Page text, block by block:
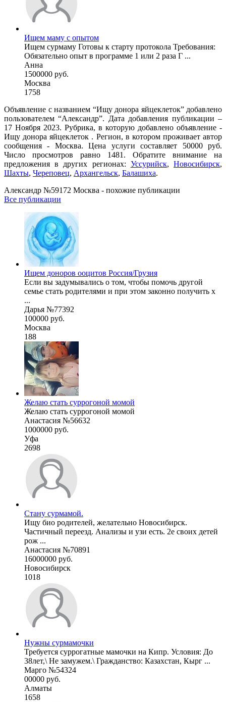
Ищем маму с опытом
Ищем сурмаму Готовы к старту протокола Требования:
Обязательно опыт в программе 1 или 2 раза Г ...
Анна
1500000 руб.
Москва
1758
Объявление с названием “Ищу донора яйцеклеток” добавлено
пользователем “Александр”. Дата добавления публикации –
17 Ноября 2023. Рубрика, в которую добавлено объявление -
Ищу донора яйцеклеток . Регион, в котором проживает автор
сообщения - Москва. Цена услуги составляет 50000 руб.
Число просмотров равно 1481. Обратите внимание на
предложения в других регионах: Уссурийск,Новосибирск,
Шахты, Череповец, Архангельск, Балашиха.
Александр №59172 Москва - похожие публикации
Все публикации
Ищем доноров ооцитов Россия/Грузия
Если вы задумывались о том, чтобы помочь другой
семье стать родителями и при этом законно получить х
...
Дарья №77392
100000 руб.
Москва
188
Желаю стать суррогоной момой
Желаю стать суррогоной момой
Анастасия №56632
1000000 руб.
Уфа
2698
Стану сурмамой.
Ищу био родителей, желательно Новосибирск.
Частичный переезд. Анализы и узи есть. 2е своих детей
рож ...
Анастасия №70891
16000000 руб.
Новосибирск
1018
Нужны сурмамочки
Требуется суррогатные мамочки на Кипр. Условия: До
38лет,\ Не замужем.\ Гражданство: Казахстан, Кырг ...
Марго №54324
00000 руб.
Алматы
1658